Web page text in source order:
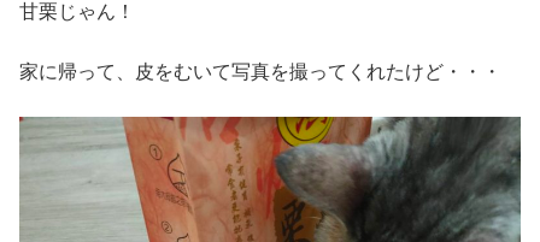
甘栗じゃん！
家に帰って、皮をむいて写真を撮ってくれたけど・・・